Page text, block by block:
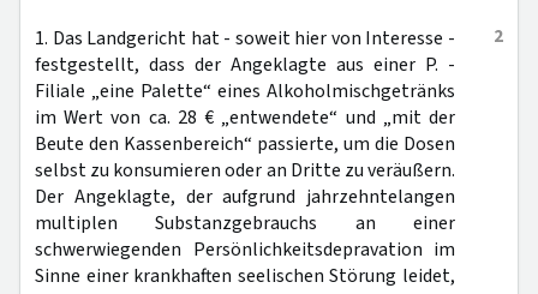
2
1. Das Landgericht hat - soweit hier von Interesse -
festgestellt, dass der Angeklagte aus einer P. -
Filiale „eine Palette“ eines Alkoholmischgetränks
im Wert von ca. 28 € „entwendete“ und „mit der
Beute den Kassenbereich“ passierte, um die Dosen
selbst zu konsumieren oder an Dritte zu veräußern.
Der Angeklagte, der aufgrund jahrzehntelangen
multiplen Substanzgebrauchs an einer
schwerwiegenden Persönlichkeitsdepravation im
Sinne einer krankhaften seelischen Störung leidet,